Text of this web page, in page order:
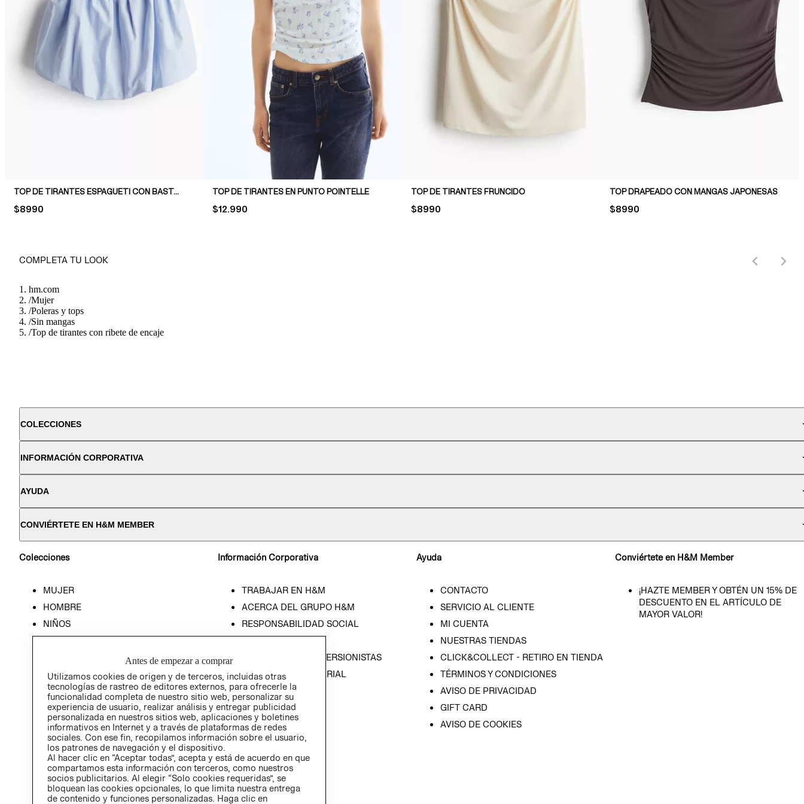
TOP DE TIRANTES ESPAGUETI CON BASTA BURBUJA
PRICE:
$8990
TOP DE TIRANTES EN PUNTO POINTELLE
PRICE:
$12.990
TOP DE TIRANTES FRUNCIDO
PRICE:
$8990
TOP DRAPEADO CON MANGAS JAPONESAS
PRICE:
$8990
COMPLETA TU LOOK
hm.com
/Mujer
/Poleras y tops
/Sin mangas
/Top de tirantes con ribete de encaje
COLECCIONES
INFORMACIÓN CORPORATIVA
AYUDA
CONVIÉRTETE EN H&M MEMBER
Colecciones
MUJER
HOMBRE
NIÑOS
Información Corporativa
TRABAJAR EN H&M
ACERCA DEL GRUPO H&M
RESPONSABILIDAD SOCIAL
RELACIÓN CON INVERSIONISTAS
POLÍTICA EMPRESARIAL
Ayuda
CONTACTO
SERVICIO AL CLIENTE
MI CUENTA
NUESTRAS TIENDAS
CLICK&COLLECT - RETIRO EN TIENDA
TÉRMINOS Y CONDICIONES
AVISO DE PRIVACIDAD
GIFT CARD
AVISO DE COOKIES
Conviértete en H&M Member
¡HAZTE MEMBER Y OBTÉN UN 15% DE
DESCUENTO EN EL ARTÍCULO DE
MAYOR VALOR!
Antes de empezar a comprar
Utilizamos cookies de origen y de terceros, incluidas otras
tecnologías de rastreo de editores externos, para ofrecerle la
funcionalidad completa de nuestro sitio web, personalizar su
experiencia de usuario, realizar análisis y entregar publicidad
personalizada en nuestros sitios web, aplicaciones y boletines
informativos en Internet y a través de plataformas de redes
sociales. Con ese fin, recopilamos información sobre el usuario,
los patrones de navegación y el dispositivo.
Al hacer clic en “Aceptar todas”, acepta y está de acuerdo en que
compartamos esta información con terceros, como nuestros
socios publicitarios. Al elegir “Solo cookies requeridas”, se
bloquean las cookies opcionales, lo que limita nuestra entrega
de contenido y funciones personalizadas. Haga clic en